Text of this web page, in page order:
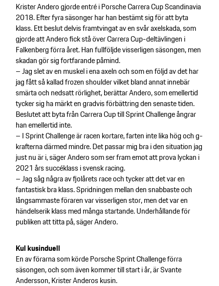
Krister Andero gjorde entré i Porsche Carrera Cup Scandinavia
2018. Efter fyra säsonger har han bestämt sig för att byta
klass. Ett beslut delvis framtvingat av en svår axelskada, som
gjorde att Andero fick stå över Carrera Cup-deltävlingen i
Falkenberg förra året. Han fullföljde visserligen säsongen, men
skadan gör sig fortfarande påmind.
– Jag slet av en muskel i ena axeln och som en följd av det har
jag fått så kallad frozen shoulder vilket bland annat innebär
smärta och nedsatt rörlighet, berättar Andero, som emellertid
tycker sig ha märkt en gradvis förbättring den senaste tiden.
Beslutet att byta från Carrera Cup till Sprint Challenge ångrar
han emellertid inte.
– I Sprint Challenge är racen kortare, farten inte lika hög och g-
krafterna därmed mindre. Det passar mig bra i den situation jag
just nu är i, säger Andero som ser fram emot att prova lyckan i
2021 års succéklass i svensk racing.
– Jag såg några av fjolårets race och tycker att det var en
fantastisk bra klass. Spridningen mellan den snabbaste och
långsammaste föraren var visserligen stor, men det var en
händelserik klass med många startande. Underhållande för
publiken att titta på, säger Andero.
Kul kusinduell
En av förarna som körde Porsche Sprint Challenge förra
säsongen, och som även kommer till start i år, är Svante
Andersson, Krister Anderos kusin.